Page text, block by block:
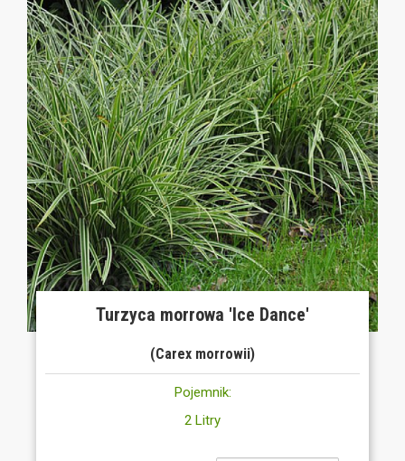
Turzyca morrowa 'Ice Dance'
(Carex morrowii)
Pojemnik:
2 Litry